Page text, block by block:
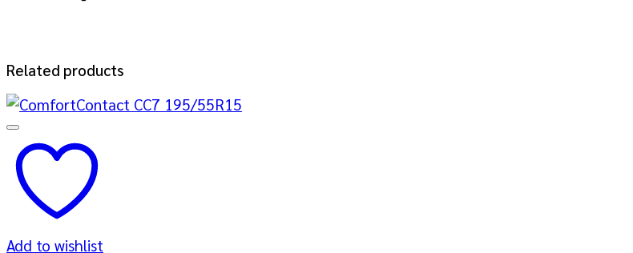
Related products
Add to wishlist